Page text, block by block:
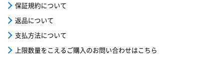
保証規約について
返品について
支払方法について
上限数量をこえるご購入のお問い合わせはこちら